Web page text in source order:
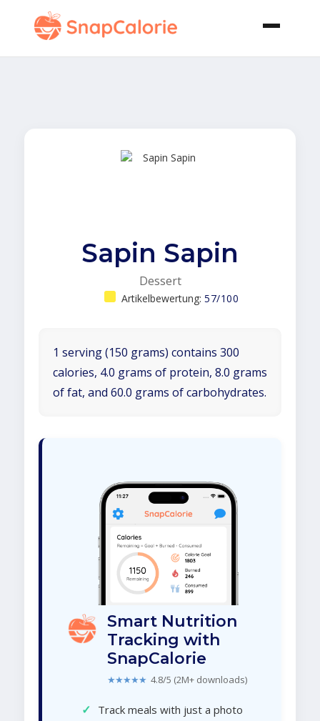
Sapin Sapin
Dessert
Artikelbewertung: 57/100
1 serving (150 grams) contains 300
calories, 4.0 grams of protein, 8.0 grams
of fat, and 60.0 grams of carbohydrates.
Smart Nutrition
Tracking with
SnapCalorie
★★★★★ 4.8/5 (2M+ downloads)
✓ Track meals with just a photo